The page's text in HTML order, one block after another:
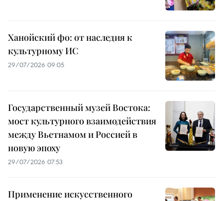
Ханойский фо: от наследия к
культурному ИС
29/07/2026 09:05
Государственный музей Востока:
мост культурного взаимодействия
между Вьетнамом и Россией в
новую эпоху
29/07/2026 07:53
Применение искусственного